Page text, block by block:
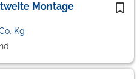
Montage
Kg